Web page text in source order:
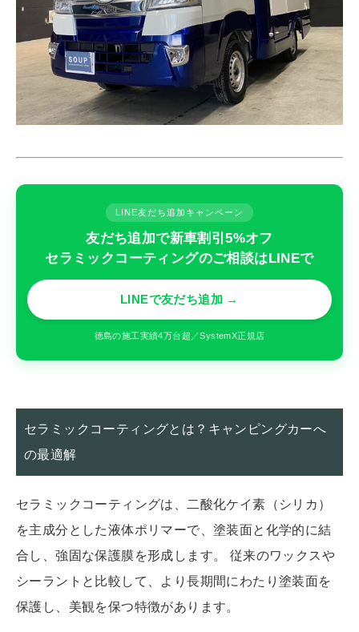
LINE友だち追加キャンペーン
友だち追加で新車割引5%オフ
セラミックコーティングのご相談はLINEで
LINEで友だち追加 →
徳島の施工実績4万台超／SystemX正規店
セラミックコーティングとは？キャンピングカーへ
の最適解
セラミックコーティングは、二酸化ケイ素（シリカ）
を主成分とした液体ポリマーで、塗装面と化学的に結
合し、強固な保護膜を形成します。 従来のワックスや
シーラントと比較して、より長期間にわたり塗装面を
保護し、美観を保つ特徴があります。